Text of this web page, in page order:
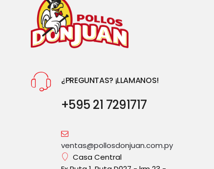
¿PREGUNTAS? ¡LLAMANOS!
+595 21 7291717
ventas@pollosdonjuan.com.py
Casa Central